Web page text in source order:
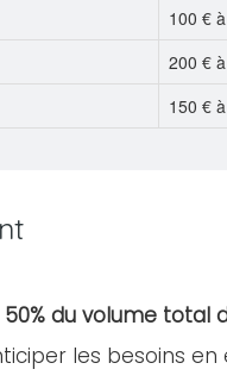
100 €
200 €
150 €
50% du volume total
les besoins